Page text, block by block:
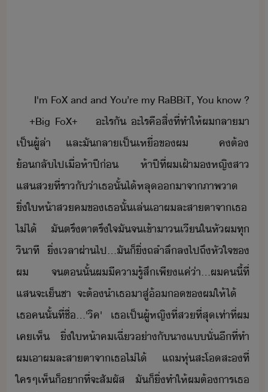
I​'​m​ ​FoX​ ​and​ ​and​ ​You​’​re​ ​my​ ​RaBBiT,​ ​You​ ​know​ ​?​
​ ​ ​ ​+Big​ ​FoX+​ ​ ​ ​ ​ะไร​ั​ ​ะไร​คื​สิ่​ที่​ทำให้​ผ​ลา​า​
เป็​ผู้ล่า​ ​และ​ั​ลาเป็​เหื่​ข​ผ​ ​ ​ค​ต้​
้ลั​ไป​เื่​ห้า​ปี่​ ​ห้า​ปี​ที่​ผ​เฝ้า​หญิสา​
แส​ส​ที่​ราั่า​เธ​ั้​ไ้​หลุ​า​จา​ภาพา​ ​
ิ่​ให้า​ส​ค​ข​เธ​ั้​เล่​เา​ผ​ละสาตา​จา​เธ​
ไ่ไ้​ ​ ​ัต​รึ​ตา​ตรึใจ​ั​จ​เข้าา​เี​ใ​หั​ผ​ทุ​
ิาที​ ​ ​ิ่​เลา​ผ่า​ไป​...​ั​็​ิ่​ถลำลึ​ล​ไป​ถึ​หัใจ​ข​
ผ​ ​ ​ ​จ​ตั้​ผ​ีคารู้สึ​เพีแค่​่า​...​ผ​ค​ี้​ที่​
แส​จะ​เ็ชา​ ​จะ​ต้​ำ​เธ​าสู่​้​ข​ผ​ให้​ไ้​ ​ ​
เธ​ค​ั้​ที่​ชื่​...​'​ิค​'​ ​ ​เธ​เป็​ผู้หญิ​ที่​ส​ที่สุ​เท่าที่​ผ​
เค​เห็​ ​ิ่​ให้า​ค​เฉี่​่า​ั​าแ​ั่​ีที​่​ทำ​
ผ​เา​ผ​ละสาตา​จา​เธ​ไ่ไ้​ ​แถ​หุ่​สะโสะ​ที่​
ใครๆ​เห็​็​า​ที่จะ​สัผัส​ ​ั​็​ิ่​ทำให้​ผ​ต้าร​เธ​